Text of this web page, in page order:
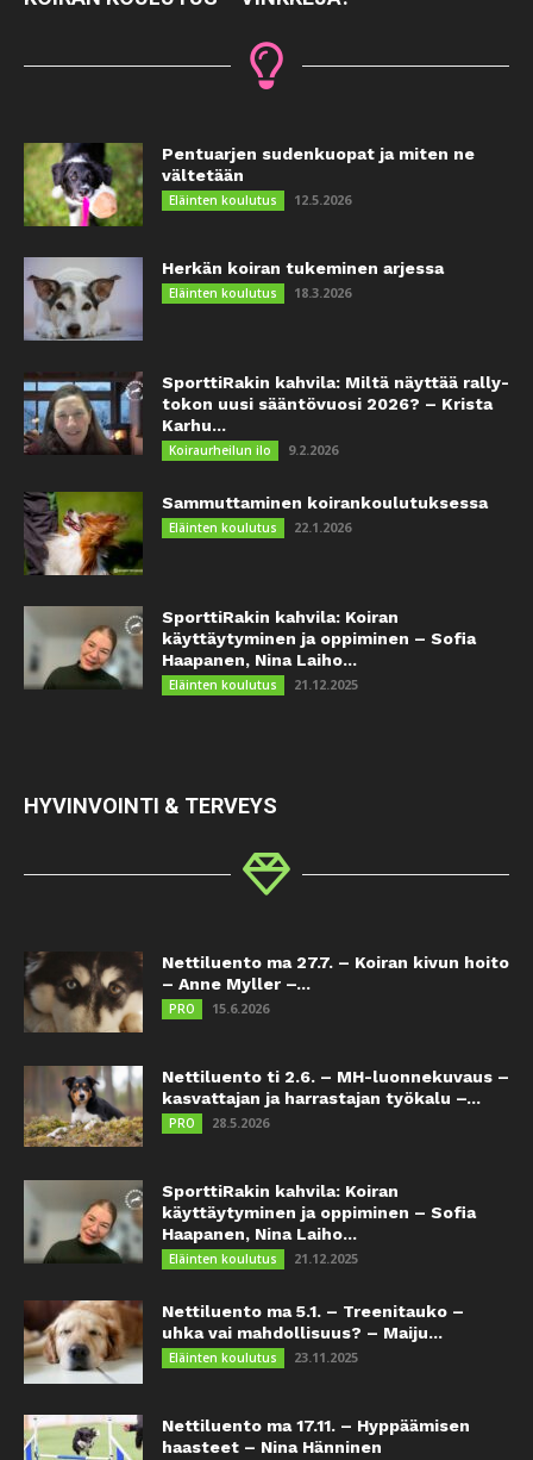
Pentuarjen sudenkuopat ja miten ne
vältetään
Eläinten koulutus 12.5.2026
Herkän koiran tukeminen arjessa
Eläinten koulutus 18.3.2026
SporttiRakin kahvila: Miltä näyttää rally-
tokon uusi sääntövuosi 2026? – Krista
Karhu...
Koiraurheilun ilo 9.2.2026
Sammuttaminen koirankoulutuksessa
Eläinten koulutus 22.1.2026
SporttiRakin kahvila: Koiran
käyttäytyminen ja oppiminen – Sofia
Haapanen, Nina Laiho...
Eläinten koulutus 21.12.2025
HYVINVOINTI & TERVEYS
Nettiluento ma 27.7. – Koiran kivun hoito
– Anne Myller –...
PRO 15.6.2026
Nettiluento ti 2.6. – MH-luonnekuvaus –
kasvattajan ja harrastajan työkalu –...
PRO 28.5.2026
SporttiRakin kahvila: Koiran
käyttäytyminen ja oppiminen – Sofia
Haapanen, Nina Laiho...
Eläinten koulutus 21.12.2025
Nettiluento ma 5.1. – Treenitauko –
uhka vai mahdollisuus? – Maiju...
Eläinten koulutus 23.11.2025
Nettiluento ma 17.11. – Hyppäämisen
haasteet – Nina Hänninen